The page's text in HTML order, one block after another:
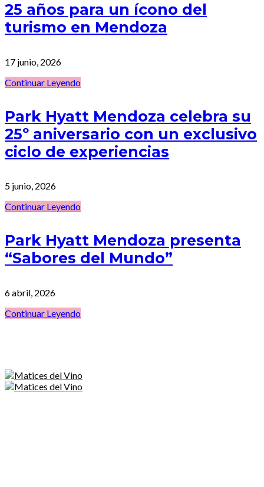
25 años para un ícono del
turismo en Mendoza
17 junio, 2026
Continuar Leyendo
Park Hyatt Mendoza celebra su
25º aniversario con un exclusivo
ciclo de experiencias
5 junio, 2026
Continuar Leyendo
Park Hyatt Mendoza presenta
“Sabores del Mundo”
6 abril, 2026
Continuar Leyendo